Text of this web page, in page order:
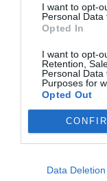
I want to opt-
Personal Data
Opted In
I want to opt-
Retention,
Personal
Purposes for
Opted Out
Data Deletion